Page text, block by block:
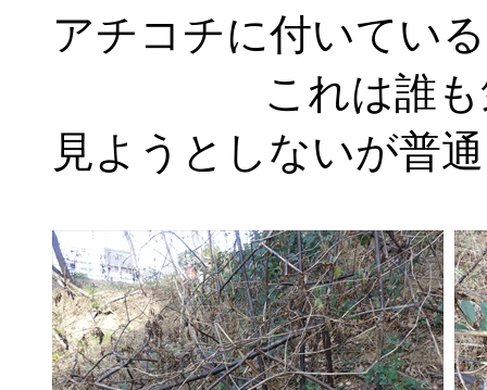
アチコチに付いてい
これは誰も気付
見ようとしないが普